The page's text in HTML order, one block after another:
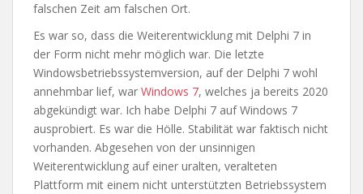
falschen Zeit am falschen Ort.
Es war so, dass die Weiterentwicklung mit Delphi 7 in
der Form nicht mehr möglich war. Die letzte
Windowsbetriebssystemversion, auf der Delphi 7 wohl
annehmbar lief, war Windows 7, welches ja bereits 2020
abgekündigt war. Ich habe Delphi 7 auf Windows 7
ausprobiert. Es war die Hölle. Stabilität war faktisch nicht
vorhanden. Abgesehen von der unsinnigen
Weiterentwicklung auf einer uralten, veralteten
Plattform mit einem nicht unterstützten Betriebssystem